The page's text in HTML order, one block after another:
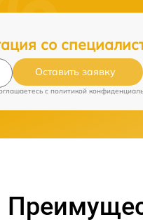
со
Оставить заявку
c политикой